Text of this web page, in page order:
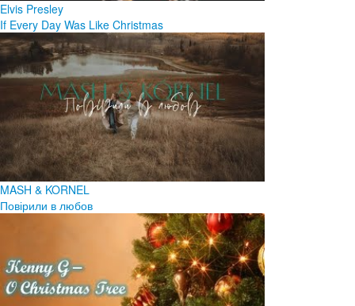
Elvis Presley
If Every Day Was Like Christmas
MASH & KORNEL
Повірили в любов